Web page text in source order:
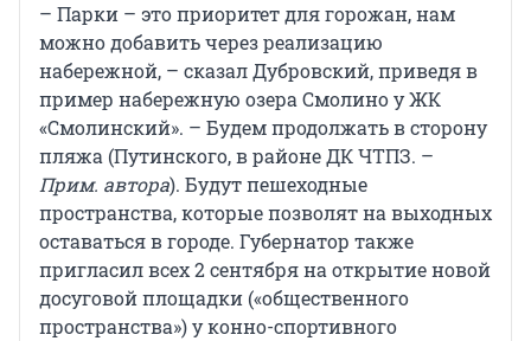
– Парки – это приоритет для горожан, нам
можно добавить через реализацию
набережной, – сказал Дубровский, приведя в
пример набережную озера Смолино у ЖК
«Смолинский». – Будем продолжать в сторону
пляжа (Путинского, в районе ДК ЧТПЗ. –
Прим. автора). Будут пешеходные
пространства, которые позволят на выходных
оставаться в городе. Губернатор также
пригласил всех 2 сентября на открытие новой
досуговой площадки («общественного
пространства») у конно-спортивного